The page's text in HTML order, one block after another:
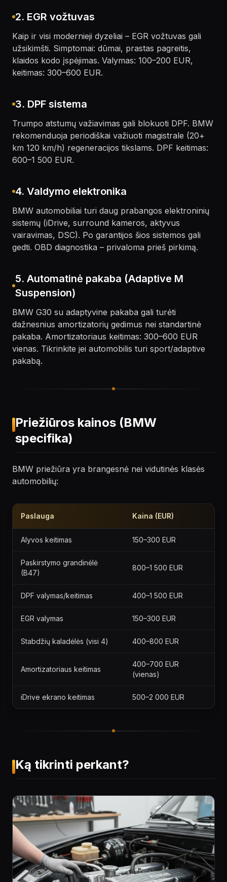
2. EGR vožtuvas
Kaip ir visi modernieji dyzeliai – EGR vožtuvas gali
užsikimšti. Simptomai: dūmai, prastas pagreitis,
klaidos kodo įspėjimas. Valymas: 100–200 EUR,
keitimas: 300–600 EUR.
3. DPF sistema
Trumpo atstumų važiavimas gali blokuoti DPF. BMW
rekomenduoja periodiškai važiuoti magistrale (20+
km 120 km/h) regeneracijos tikslams. DPF keitimas:
600–1 500 EUR.
4. Valdymo elektronika
BMW automobiliai turi daug prabangos elektroninių
sistemų (iDrive, surround kameros, aktyvus
vairavimas, DSC). Po garantijos šios sistemos gali
gedti. OBD diagnostika – privaloma prieš pirkimą.
5. Automatinė pakaba (Adaptive M
Suspension)
BMW G30 su adaptyvine pakaba gali turėti
dažnesnius amortizatorių gedimus nei standartinė
pakaba. Amortizatoriaus keitimas: 300–600 EUR
vienas. Tikrinkite jei automobilis turi sport/adaptive
pakabą.
Priežiūros kainos (BMW
specifika)
BMW priežiūra yra brangesnė nei vidutinės klasės
automobilių:
Paslauga Kaina (EUR)
Alyvos keitimas 150–300 EUR
Paskirstymo grandinėlė
(B47)
800–1 500 EUR
DPF valymas/keitimas 400–1 500 EUR
EGR valymas 150–300 EUR
Stabdžių kaladėlės (visi 4) 400–800 EUR
Amortizatoriaus keitimas
400–700 EUR
(vienas)
iDrive ekrano keitimas 500–2 000 EUR
Ką tikrinti perkant?